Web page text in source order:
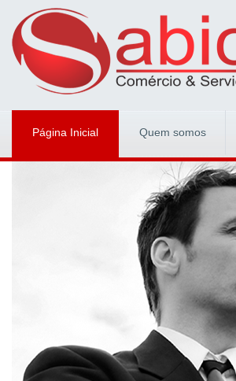
Página Inicial Quem somos